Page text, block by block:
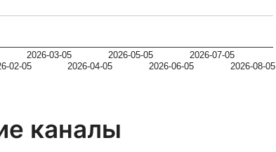
02-05
2026-03-05
2026-04-05
2026-05-05
2026-06-05
2026-07-05
2026-08-05
каналы